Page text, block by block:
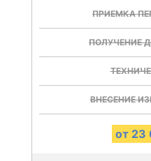
ПРИЕМКА
ПОЛУЧЕНИЕ
ВНЕСЕНИЕ
от 23